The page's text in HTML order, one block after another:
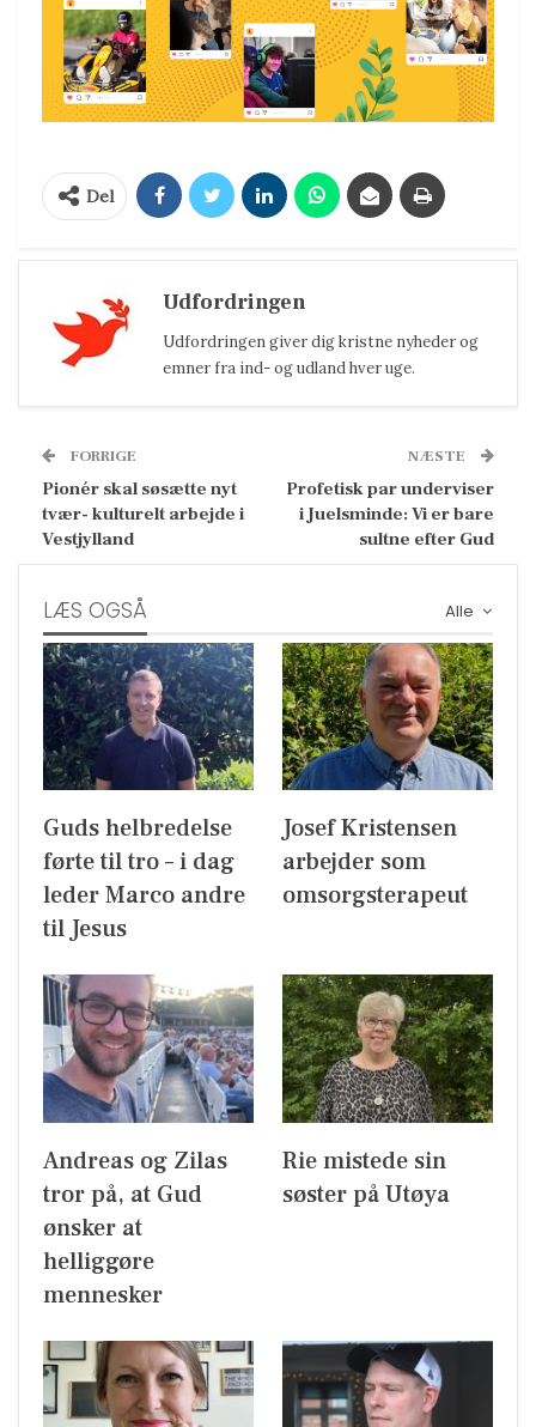
Del
Udfordringen
Udfordringen giver dig kristne nyheder og
emner fra ind- og udland hver uge.
FORRIGE
Pionér skal søsætte nyt
tvær- kulturelt arbejde i
Vestjylland
NÆSTE
Profetisk par underviser
i Juelsminde: Vi er bare
sultne efter Gud
Alle
LÆS OGSÅ
Guds helbredelse
førte til tro – i dag
leder Marco andre
til Jesus
Josef Kristensen
arbejder som
omsorgsterapeut
Andreas og Zilas
tror på, at Gud
ønsker at
helliggøre
mennesker
Rie mistede sin
søster på Utøya